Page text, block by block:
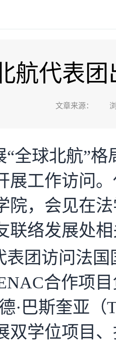
航代表
文章来源： 浏
“全球北航”
展工作访问
院，会见在
联络发展处
表团访问法国
合作项
·巴斯奎亚
双学位项目